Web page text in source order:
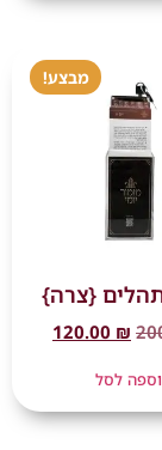
מבצע!
{צרה}
120.00 ₪
לסל